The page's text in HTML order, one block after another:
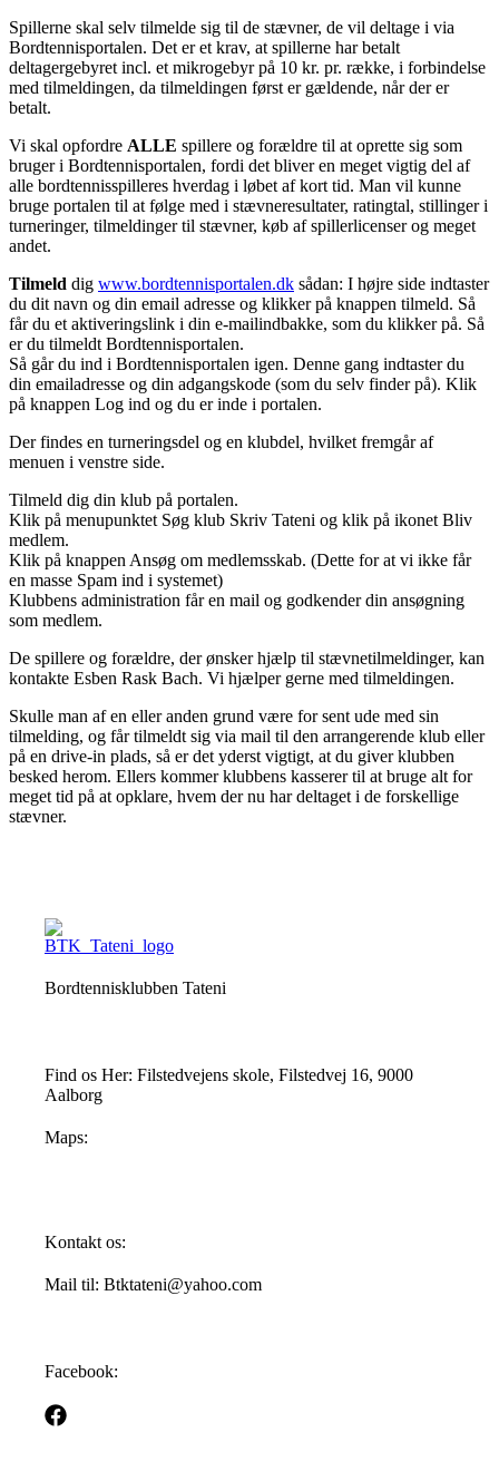
Spillerne skal selv tilmelde sig til de stævner, de vil deltage i via
Bordtennisportalen. Det er et krav, at spillerne har betalt
deltagergebyret incl. et mikrogebyr på 10 kr. pr. række, i forbindelse
med tilmeldingen, da tilmeldingen først er gældende, når der er
betalt.
Vi skal opfordre ALLE spillere og forældre til at oprette sig som
bruger i Bordtennisportalen, fordi det bliver en meget vigtig del af
alle bordtennisspilleres hverdag i løbet af kort tid. Man vil kunne
bruge portalen til at følge med i stævneresultater, ratingtal, stillinger i
turneringer, tilmeldinger til stævner, køb af spillerlicenser og meget
andet.
Tilmeld dig www.bordtennisportalen.dk sådan: I højre side indtaster
du dit navn og din email adresse og klikker på knappen tilmeld. Så
får du et aktiveringslink i din e-mailindbakke, som du klikker på. Så
er du tilmeldt Bordtennisportalen.
Så går du ind i Bordtennisportalen igen. Denne gang indtaster du
din emailadresse og din adgangskode (som du selv finder på). Klik
på knappen Log ind og du er inde i portalen.
Der findes en turneringsdel og en klubdel, hvilket fremgår af
menuen i venstre side.
Tilmeld dig din klub på portalen.
Klik på menupunktet Søg klub Skriv Tateni og klik på ikonet Bliv
medlem.
Klik på knappen Ansøg om medlemsskab. (Dette for at vi ikke får
en masse Spam ind i systemet)
Klubbens administration får en mail og godkender din ansøgning
som medlem.
De spillere og forældre, der ønsker hjælp til stævnetilmeldinger, kan
kontakte Esben Rask Bach. Vi hjælper gerne med tilmeldingen.
Skulle man af en eller anden grund være for sent ude med sin
tilmelding, og får tilmeldt sig via mail til den arrangerende klub eller
på en drive-in plads, så er det yderst vigtigt, at du giver klubben
besked herom. Ellers kommer klubbens kasserer til at bruge alt for
meget tid på at opklare, hvem der nu har deltaget i de forskellige
stævner.
Bordtennisklubben Tateni
Find os Her: Filstedvejens skole, Filstedvej 16, 9000
Aalborg
Maps:
Kontakt os:
Mail til: Btktateni@yahoo.com
Facebook: